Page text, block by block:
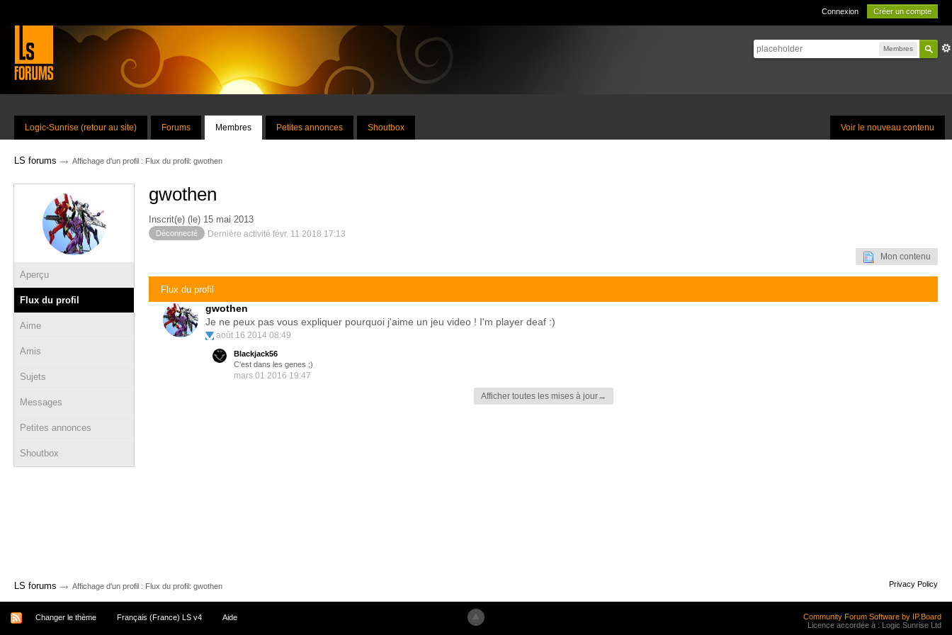
Connexion Créer un compte
Membres
Voir le nouveau contenu
Logic-Sunrise (retour au site) Forums Membres Petites annonces Shoutbox
LS forums → Affichage d'un profil : Flux du profil: gwothen
Aperçu
Flux du profil
Aime
Amis
Sujets
Messages
Petites annonces
Shoutbox
gwothen
Inscrit(e) (le) 15 mai 2013
Déconnecté Dernière activité févr. 11 2018 17:13
Mon contenu
Flux du profil
gwothen
Je ne peux pas vous expliquer pourquoi j'aime un jeu video ! I'm player deaf :)
août 16 2014 08:49
Blackjack56
C'est dans les genes ;)
mars 01 2016 19:47
Afficher toutes les mises à jour→
LS forums → Affichage d'un profil : Flux du profil: gwothen Privacy Policy
Changer le thème Français (France) LS v4 Aide
Community Forum Software by IP.Board
Licence accordée à : Logic Sunrise Ltd